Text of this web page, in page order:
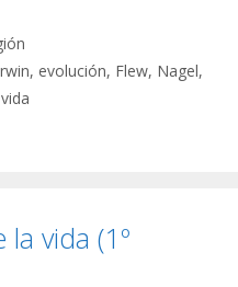
, evolución, Flew, Nagel,
vida
vida (1º